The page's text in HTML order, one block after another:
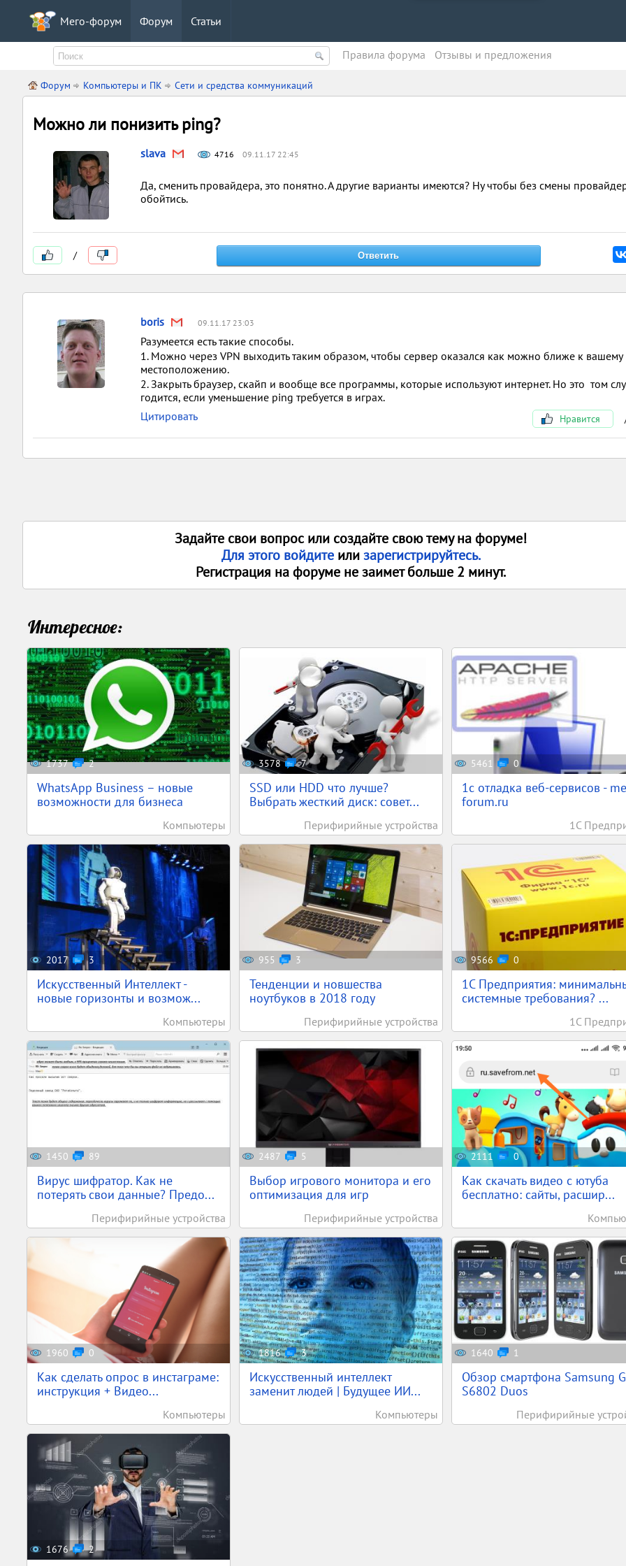
Мего-форум Форум Статьи
Правила форума Oтзывы и предложения
Форум Компьютеры и ПК Сети и средства коммуникаций
Можно ли понизить ping?
slava 4716 09.11.17 22:45
Да, сменить провайдера, это понятно. А другие варианты имеются? Ну чтобы без смены
обойтись.
/
boris 09.11.17 23:03
Разумеется есть такие способы.
1. Можно через VPN выходить таким образом, чтобы сервер оказался как можно ближе к вашему
местоположению.
2. Закрыть браузер, скайп и вообще все программы, которые используют интернет. Но это том
годится, если уменьшение ping требуется в играх.
Цитировать
Нравится
Задайте свои вопрос или создайте свою тему на форуме!
Для этого войдите илизарегистрируйтесь.
Регистрация на форуме не заимет больше 2 минут.
Интересное:
1737 2
WhatsApp Business – новые
возможности для бизнеса
Компьютеры
3578 7
SSD или HDD что лучше?
Выбрать жесткий диск: совет...
Перифирийные устройства
5461 0
1c отладка веб-сервисов -
forum.ru
1С
2017 3
Искусственный Интеллект -
новые горизонты и возмож...
Компьютеры
955 3
Тенденции и новшества
ноутбуков в 2018 году
Перифирийные устройства
9566 0
1С Предприятия:
системные требования? ...
1С
1450 89
Вирус шифратор. Как не
потерять свои данные? Предо...
Перифирийные устройства
2487 5
Выбор игрового монитора и его
оптимизация для игр
Перифирийные устройства
2111 0
Как скачать видео с ютуба
бесплатно: сайты, расшир...
1960 0
Как сделать опрос в инстаграме:
инструкция + Видео...
Компьютеры
1816 3
Искусственный интеллект
заменит людей | Будущее ИИ...
Компьютеры
1640 1
Обзор смартфона Samsung
S6802 Duos
Перифирийные
1676 2